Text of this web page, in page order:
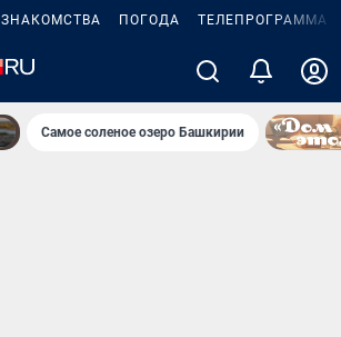
ЗНАКОМСТВА ПОГОДА ТЕЛЕПРОГРАММА
Самое соленое озеро Башкирии